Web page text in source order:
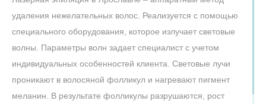
удаления нежелательных волос. Реализуется с помощью
специального оборудования, которое излучает световые
волны. Параметры волн задает специалист с учетом
индивидуальных особенностей клиента. Световые лучи
проникают в волосяной фолликул и нагревают пигмент
меланин. В результате фолликулы разрушаются, рост